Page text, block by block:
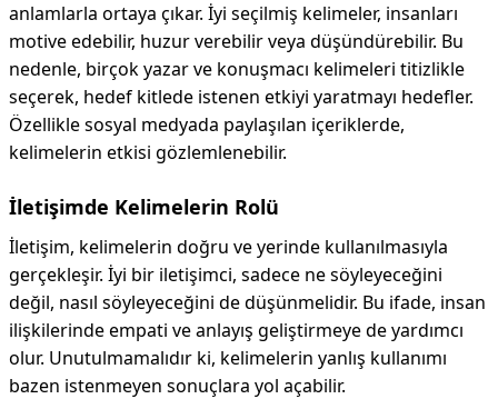
anlamlarla ortaya çıkar. İyi seçilmiş kelimeler, insanları
motive edebilir, huzur verebilir veya düşündürebilir. Bu
nedenle, birçok yazar ve konuşmacı kelimeleri titizlikle
seçerek, hedef kitlede istenen etkiyi yaratmayı hedefler.
Özellikle sosyal medyada paylaşılan içeriklerde,
kelimelerin etkisi gözlemlenebilir.
İletişimde Kelimelerin Rolü
İletişim, kelimelerin doğru ve yerinde kullanılmasıyla
gerçekleşir. İyi bir iletişimci, sadece ne söyleyeceğini
değil, nasıl söyleyeceğini de düşünmelidir. Bu ifade, insan
ilişkilerinde empati ve anlayış geliştirmeye de yardımcı
olur. Unutulmamalıdır ki, kelimelerin yanlış kullanımı
bazen istenmeyen sonuçlara yol açabilir.